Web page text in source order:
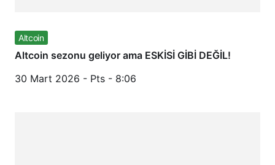
Altcoin
Altcoin sezonu geliyor ama ESKİSİ GİBİ DEĞİL!
30 Mart 2026 - Pts - 8:06